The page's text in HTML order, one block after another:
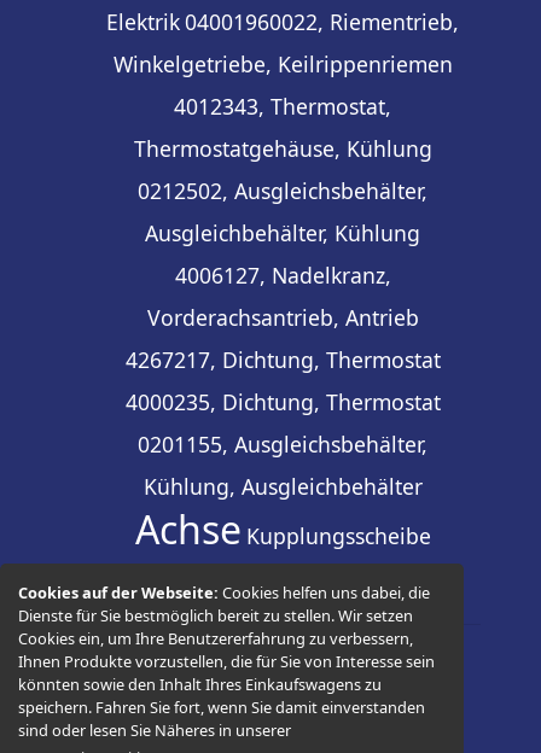
Cookies auf der Webseite:Cookies helfen uns dabei, die
Dienste für Sie bestmöglich bereit zu stellen. Wir setzen
Cookies ein, um Ihre Benutzererfahrung zu verbessern,
Ihnen Produkte vorzustellen, die für Sie von Interesse sein
könnten sowie den Inhalt Ihres Einkaufswagens zu
speichern. Fahren Sie fort, wenn Sie damit einverstanden
sind oder lesen Sie Näheres in unserer
Elektrik04001960022, Riementrieb,
Winkelgetriebe, Keilrippenriemen
4012343, Thermostat,
Thermostatgehäuse, Kühlung
0212502, Ausgleichsbehälter,
Ausgleichbehälter, Kühlung
4006127, Nadelkranz,
Vorderachsantrieb, Antrieb
4267217, Dichtung, Thermostat
4000235, Dichtung, Thermostat
0201155, Ausgleichsbehälter,
Kühlung, Ausgleichbehälter
Achse Kupplungsscheibe
© 2026 -Thüringer Ersatzteilhandel